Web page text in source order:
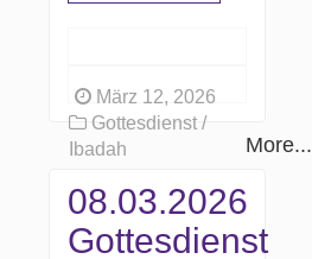
März 12, 2026
Gottesdienst /
Ibadah
More...
08.03.2026
Gottesdienst